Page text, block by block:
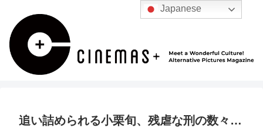
追い詰められる小栗旬、残虐な刑の数々…
Japanese